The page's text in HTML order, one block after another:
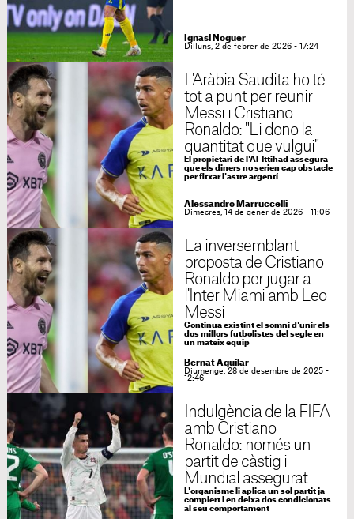
Ignasi Noguer
Dilluns, 2 de febrer de 2026 - 17:24
L'Aràbia Saudita ho té
tot a punt per reunir
Messi i Cristiano
Ronaldo: "Li dono la
quantitat que vulgui"
El propietari de l'Al-Ittihad assegura
que els diners no serien cap obstacle
per fitxar l'astre argentí
Alessandro Marruccelli
Dimecres, 14 de gener de 2026 - 11:06
La inversemblant
proposta de Cristiano
Ronaldo per jugar a
l'Inter Miami amb Leo
Messi
Continua existint el somni d'unir els
dos millors futbolistes del segle en
un mateix equip
Bernat Aguilar
Diumenge, 28 de desembre de 2025 -
12:46
Indulgència de la FIFA
amb Cristiano
Ronaldo: només un
partit de càstig i
Mundial assegurat
L'organisme li aplica un sol partit ja
complert i en deixa dos condicionats
al seu comportament